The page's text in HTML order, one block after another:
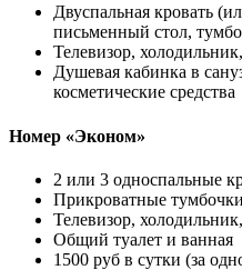
Двуспальная кровать
письменный стол,
Телевизор,
Душевая кабинка в
косметические средства
Номер «Эконом»
2 или 3 односпальные
Прикроватные
Телевизор,
Общий туалет и ванная
1500 руб в сутки (за